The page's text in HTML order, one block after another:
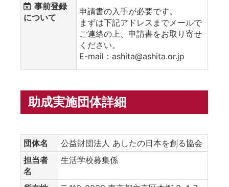
事前登録
について
申請書の入手が必要です。
まずは下記アドレスまでメールで
ご連絡の上、申請書をお取り寄せ
ください。
E-mail：ashita@ashita.or.jp
助成実施団体詳細
団体名
公益財団法人 あしたの日本を創る協会
担当者
名
生活学校募集係